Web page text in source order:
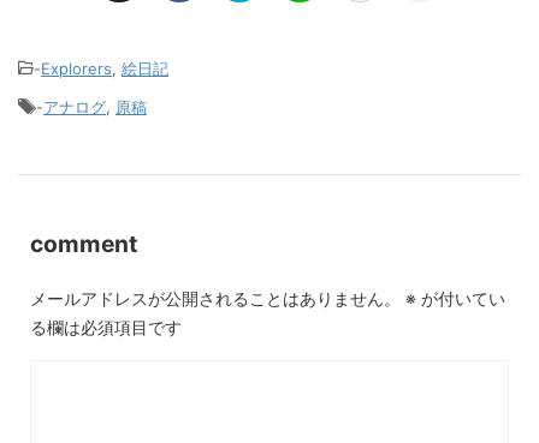
-Explorers, 絵日記
-アナログ, 原稿
comment
メールアドレスが公開されることはありません。 ※ が付いてい
る欄は必須項目です